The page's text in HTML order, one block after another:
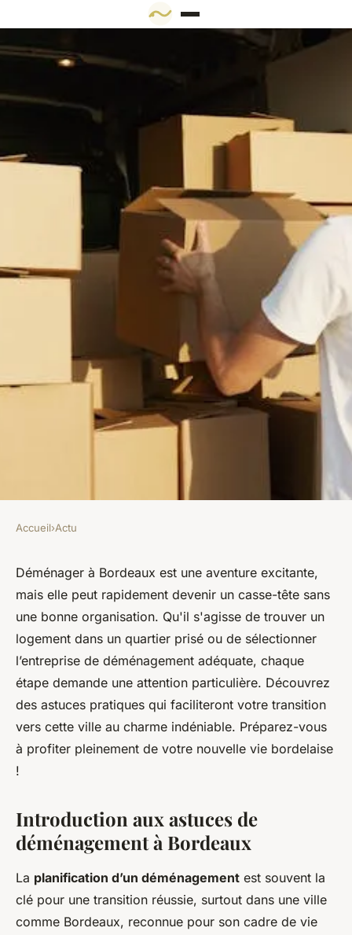
Astuces pour un
déménagement réussi à
bordeaux
Clémence•8 décembre 2024•5 min de lecture
Accueil›Actu
Déménager à Bordeaux est une aventure excitante,
mais elle peut rapidement devenir un casse-tête sans
une bonne organisation. Qu'il s'agisse de trouver un
logement dans un quartier prisé ou de sélectionner
l’entreprise de déménagement adéquate, chaque
étape demande une attention particulière. Découvrez
des astuces pratiques qui faciliteront votre transition
vers cette ville au charme indéniable. Préparez-vous
à profiter pleinement de votre nouvelle vie bordelaise
!
Introduction aux astuces de
déménagement à Bordeaux
La planification d’un déménagement est souvent la
clé pour une transition réussie, surtout dans une ville
comme Bordeaux, reconnue pour son cadre de vie